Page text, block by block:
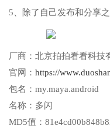
5、除了自己发布和分享
厂商： 北京拍拍看看科技
官网： https://
包名： my.maya.android
名称： 多闪
MD5值：